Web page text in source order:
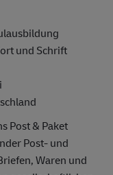
und Schrift
Post & Paket
Post- und
Waren und